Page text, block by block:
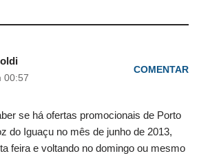
00:57
COMENTAR
se há ofertas promocionais de Porto
do Iguaçu no mês de junho de 2013,
feira e voltando no domingo ou mesmo